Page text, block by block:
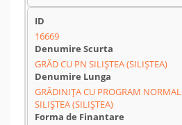
16669
GRĂD CU PN SILIȘTEA (SILIȘTEA)
GRĂDINIȚA CU PROGRAM NORMAL
SILIȘTEA (SILIȘTEA)